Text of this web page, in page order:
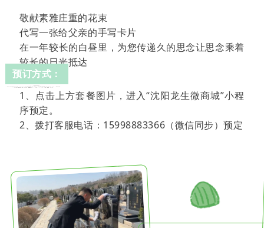
敬献素雅庄重的花束
代写一张给父亲的手写卡片
在一年较长的白昼里，为您传递久的思念让思念乘着
较长的日光抵达
预订方式：
1、点击上方套餐图片，进入“沈阳龙生微商城”小程
序预定。
2、拨打客服电话：15998883366（微信同步）预定